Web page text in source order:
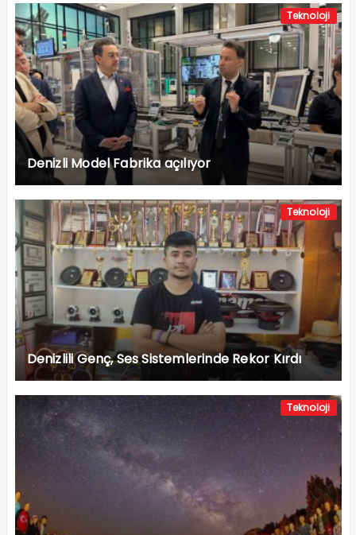
Teknoloji
Denizli Model Fabrika açılıyor
Teknoloji
Denizlili Genç, Ses Sistemlerinde Rekor Kırdı
Teknoloji